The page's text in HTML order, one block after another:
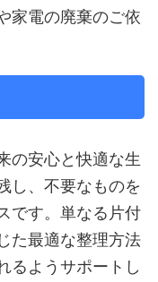
家電の廃棄のご依
の安心と快適な生
し、不要なものを
です。単なる片付
た最適な整理方法
るようサポートし